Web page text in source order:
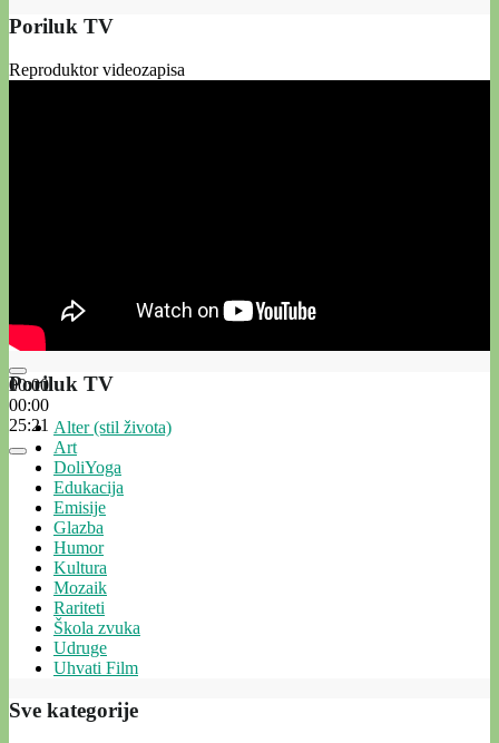
Poriluk TV
Reproduktor videozapisa
00:00
00:00
25:21
Poriluk TV
Alter (stil života)
Art
DoliYoga
Edukacija
Emisije
Glazba
Humor
Kultura
Mozaik
Rariteti
Škola zvuka
Udruge
Uhvati Film
Sve kategorije